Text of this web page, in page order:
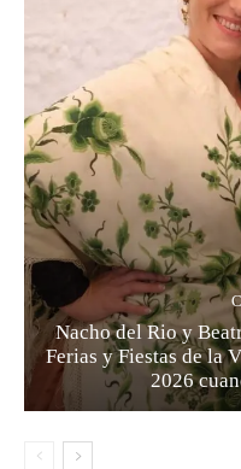
Nacho del Rio y
Ferias y Fiestas de la
2026